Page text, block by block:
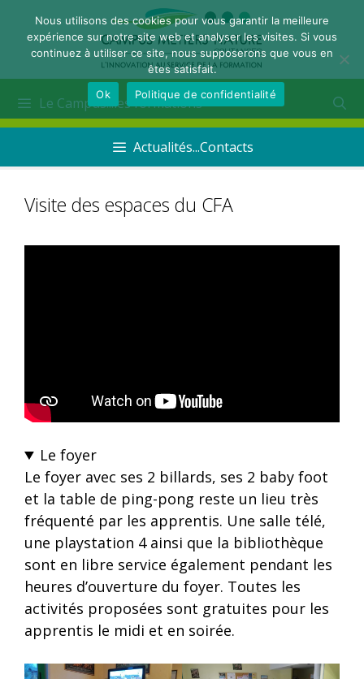
Le Campus...les formations
Actualités...Contacts
Visite des espaces du CFA
Le foyer
Le foyer avec ses 2 billards, ses 2 baby foot
et la table de ping-pong reste un lieu très
fréquenté par les apprentis. Une salle télé,
une playstation 4 ainsi que la bibliothèque
sont en libre service également pendant les
heures d’ouverture du foyer. Toutes les
activités proposées sont gratuites pour les
apprentis le midi et en soirée.
Nous utilisons des cookies pour vous garantir la meilleure
expérience sur notre site web et analyser les visites. Si vous
continuez à utiliser ce site, nous supposerons que vous en
êtes satisfait.
Ok
Politique de confidentialité